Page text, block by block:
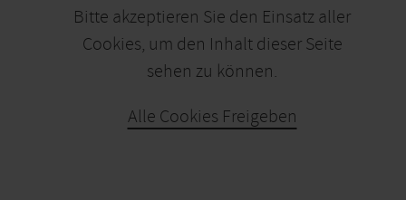
Bitte akzeptieren Sie den Einsatz aller
Cookies, um den Inhalt dieser Seite
sehen zu können.
Alle Cookies Freigeben